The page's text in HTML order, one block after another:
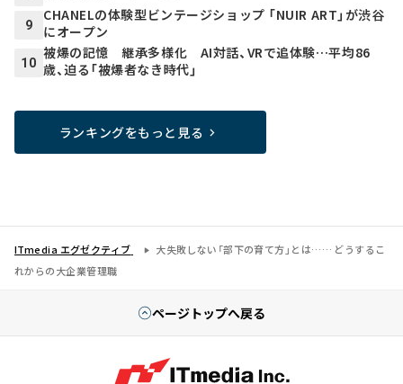
9
CHANELの体験型ビンテージショップ 「NUIR ART」が渋谷
にオープン
10
被爆の記憶 継承多様化 AI対話、VRで追体験…平均86
歳、迫る「被爆者なき時代」
ランキングをもっと見る
ITmedia エグゼクティブ
大失敗しない「部下の育て方」とは…… どうするこ
れからの大企業管理職
ページトップへ戻る